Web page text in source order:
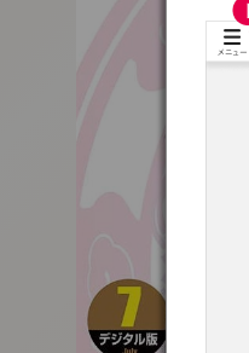
:692.15.692.936:t-vnqp.lunrzsdszk.vn.oi